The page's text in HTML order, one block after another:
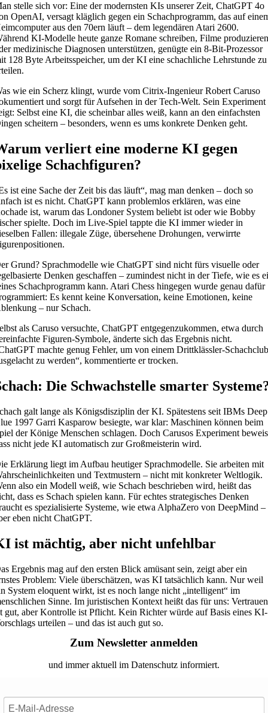
stelle sich vor: Eine der modernsten KIs unserer Zeit, ChatGPT 4o
OpenAI, versagt kläglich gegen ein Schachprogramm, das auf
aus den 70ern läuft – dem legendären Atari 2600.
KI-Modelle heute ganze Romane schreiben, Filme
medizinische Diagnosen unterstützen, genügte ein 8-Bit-Prozessor
128 Byte Arbeitsspeicher, um der KI eine schachliche Lehrstunde zu
wie ein Scherz klingt, wurde vom Citrix-Ingenieur Robert Caruso
und sorgt für Aufsehen in der Tech-Welt. Sein Experiment
Selbst eine KI, die scheinbar alles weiß, kann an den einfachsten
scheitern – besonders, wenn es ums konkrete Denken geht.
verliert eine moderne KI gegen
Schachfiguren?
ist eine Sache der Zeit bis das läuft“, mag man denken – doch so
ist es nicht. ChatGPT kann problemlos erklären, was eine
ist, warum das Londoner System beliebt ist oder wie Bobby
spielte. Doch im Live-Spiel tappte die KI immer wieder in
Fallen: illegale Züge, übersehene Drohungen, verwirrte
Grund? Sprachmodelle wie ChatGPT sind nicht fürs visuelle oder
Denken geschaffen – zumindest nicht in der Tiefe, wie es
Schachprogramm kann. Atari Chess hingegen wurde genau dafür
Es kennt keine Konversation, keine Emotionen, keine
– nur Schach.
als Caruso versuchte, ChatGPT entgegenzukommen, etwa durch
Figuren-Symbole, änderte sich das Ergebnis nicht.
machte genug Fehler, um von einem Drittklässler-
zu werden“, kommentierte er trocken.
Die Schwachstelle smarter
galt lange als Königsdisziplin der KI. Spätestens seit IBMs Deep
1997 Garri Kasparow besiegte, war klar: Maschinen können beim
der Könige Menschen schlagen. Doch Carusos Experiment
nicht jede KI automatisch zur Großmeisterin wird.
Erklärung liegt im Aufbau heutiger Sprachmodelle. Sie arbeiten mit
und Textmustern – nicht mit konkreter Weltlogik.
also ein Modell weiß, wie Schach beschrieben wird, heißt das
dass es Schach spielen kann. Für echtes strategisches Denken
es spezialisierte Systeme, wie etwa AlphaZero von DeepMind –
eben nicht ChatGPT.
ist mächtig, aber nicht unfehlbar
Ergebnis mag auf den ersten Blick amüsant sein, zeigt aber ein
Problem: Viele überschätzen, was KI tatsächlich kann. Nur weil
System eloquent wirkt, ist es noch lange nicht „intelligent“ im
Sinne. Im juristischen Kontext heißt das für uns: Vertrauen
gut, aber Kontrolle ist Pflicht. Kein Richter würde auf Basis eines KI-
urteilen – und das ist auch gut so.
Zum Newsletter anmelden
und immer aktuell im Datenschutz informiert.